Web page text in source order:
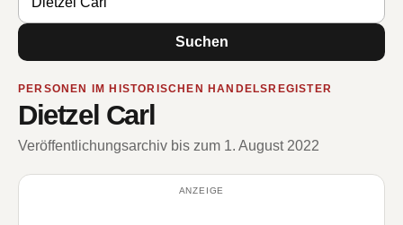
Suchen
PERSONEN IM HISTORISCHEN HANDELSREGISTER
Dietzel Carl
Veröffentlichungsarchiv bis zum 1. August 2022
ANZEIGE